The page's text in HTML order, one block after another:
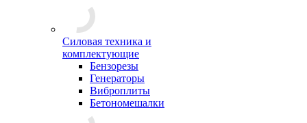
Силовая техника и
комплектующие
Бензорезы
Генераторы
Виброплиты
Бетономешалки